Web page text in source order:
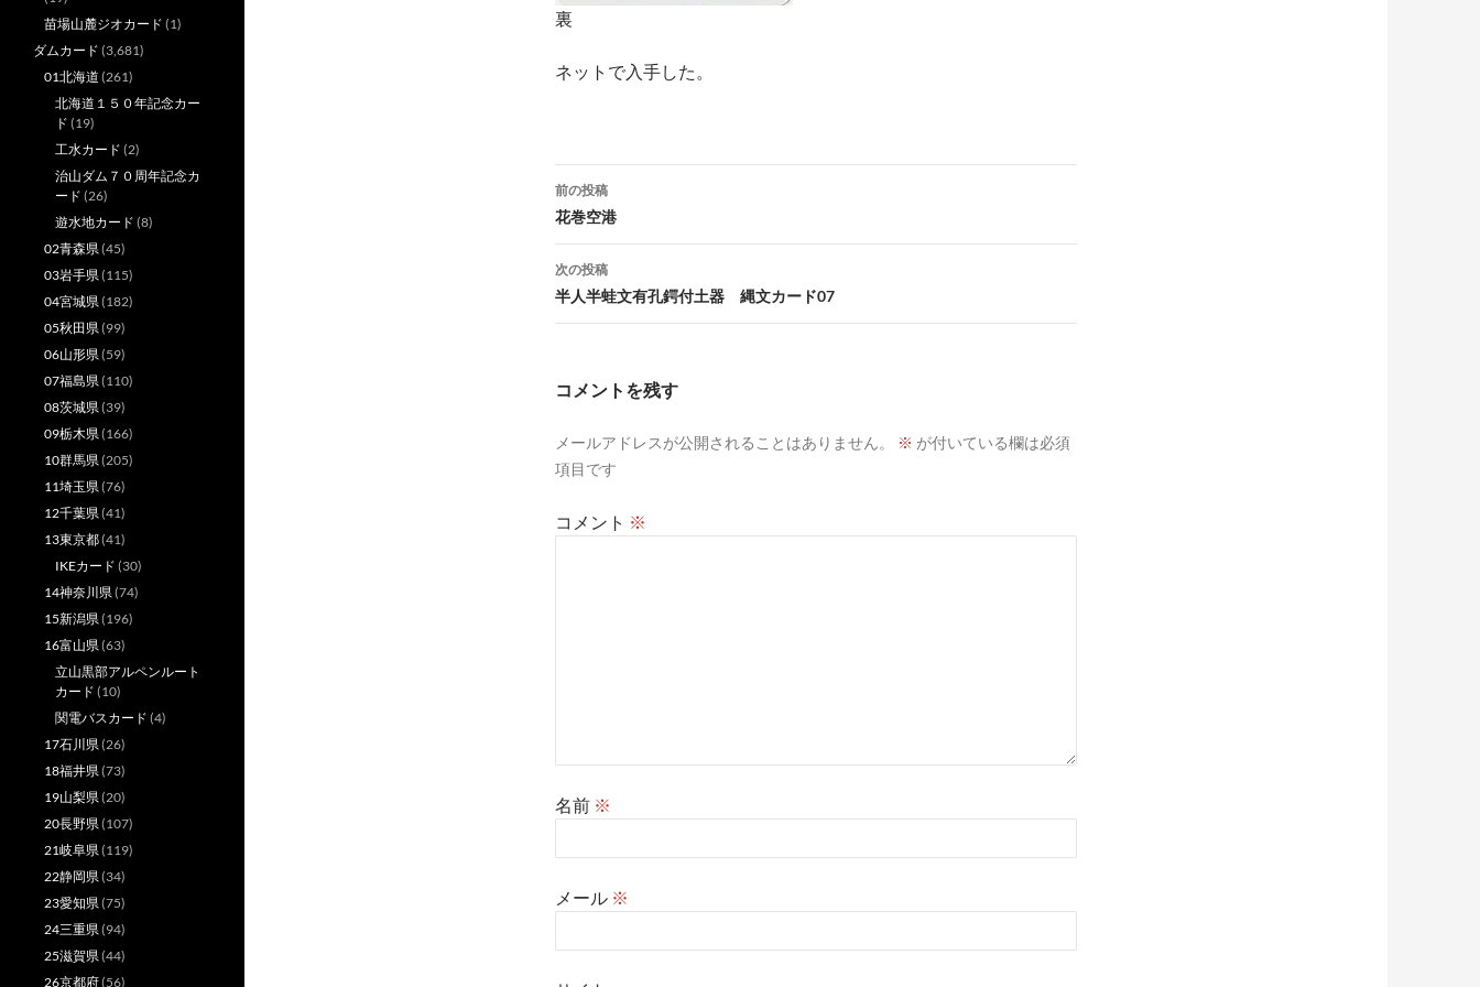
裏
ネットで入手した。
投
稿
ナ
ビ
ゲ
ョ
前の投稿
花巻空港
次の投稿
半人半蛙文有孔鍔付土器 縄文カード07
コメントを残す
メールアドレスが公開されることはありません。 ※ が付いている欄は必須
項目です
コメント ※
名前 ※
メール ※
苗場山麓ジオカード (1)
ダムカード (3,681)
01北海道 (261)
北海道１５０年記念カー
ド (19)
工水カード (2)
治山ダム７０周年記念カ
ード (26)
遊水地カード (8)
02青森県(45)
03岩手県(115)
04宮城県(182)
05秋田県(99)
06山形県(59)
07福島県(110)
08茨城県(39)
09栃木県(166)
10群馬県(205)
11埼玉県(76)
12千葉県(41)
13東京都(41)
IKEカード (30)
14神奈川県(74)
15新潟県(196)
16富山県(63)
立山黒部アルペンルート
カード (10)
関電バスカード (4)
17石川県(26)
18福井県(73)
19山梨県(20)
20長野県(107)
21岐阜県(119)
22静岡県(34)
23愛知県(75)
24三重県(94)
25滋賀県(44)
26京都府(56)